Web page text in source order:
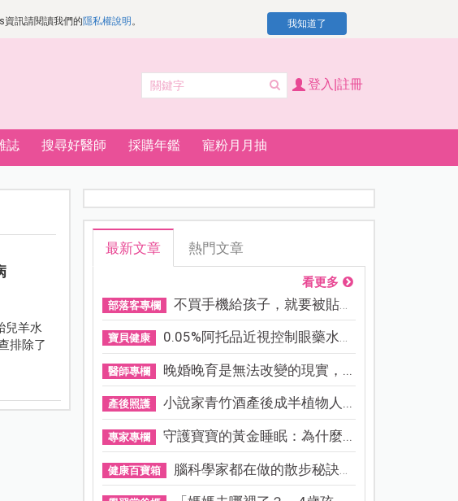
訊請閱讀我們的隱私權說明 。 我知道了
登入|註冊
誌 搜尋好醫師 採購年鑑 寵粉月月抽
兒羊水
排除了
最新文章 熱門文章
看更多
部落客專欄 不買手機給孩子，就要被貼「...
寶貝健康 0.05%阿托品近視控制眼藥水納...
醫師專欄 晚婚晚育是無法改變的現實，...
產後照護 小說家青竹酒產後成半植物人...
專家專欄 守護寶寶的黃金睡眠：為什麼...
健康百寶箱 腦科學家都在做的散步秘訣！...